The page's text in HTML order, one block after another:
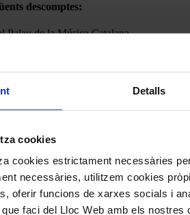
Detalls
cookies
cookies estrictament necessàries
necessàries, utilitzem cookies
oferir funcions de xarxes socials i
faci del Lloc Web amb els
descomptes:
Palau de la Música Catalana